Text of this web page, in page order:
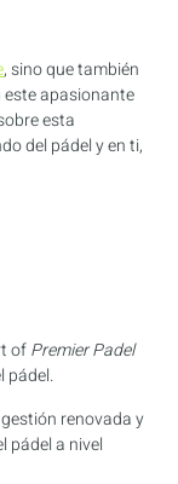
, sino que también
apasionante
esta
del pádel y en ti,
ofPremier Padel
pádel.
renovada y
pádel a nivel